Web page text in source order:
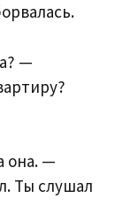
—
она. —
Ты слушал